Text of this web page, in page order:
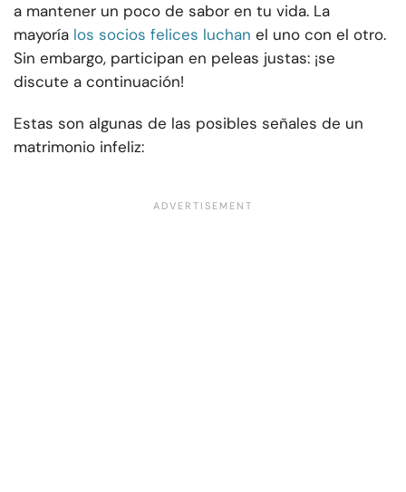
a mantener un poco de sabor en tu vida. La
mayoría los socios felices luchan el uno con el otro.
Sin embargo, participan en peleas justas: ¡se
discute a continuación!
Estas son algunas de las posibles señales de un
matrimonio infeliz: